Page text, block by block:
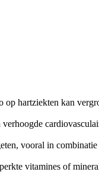
hartziekten kan
vooral in
vitamines of